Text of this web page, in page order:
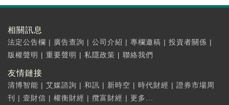
相關訊息
法定公告欄 | 廣告查詢 | 公司介紹 | 專欄邀稿 | 投資者關係 |
版權聲明 | 重要聲明 | 私隱政策 | 聯絡我們
友情鏈接
清博智能 | 艾媒諮詢 | 和訊 | 新時空 | 時代財經 | 證券市場周
刊
| 壹財信 | 權衡財經 | 攬富財經 | 更多...